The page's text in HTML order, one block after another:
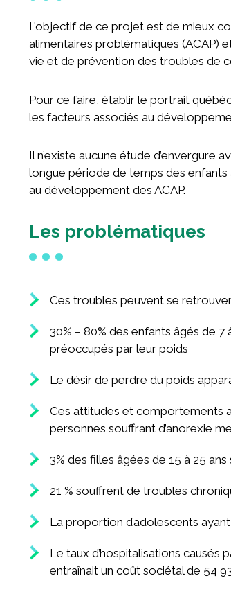
L’objectif de ce projet est de mieux
alimentaires problématiques (ACAP)
vie et de prévention des troubles de
Pour ce faire, établir le portrait
les facteurs associés au
Il n’existe aucune étude d’envergure
longue période de temps des enfants
au développement des ACAP.
Les problématiques
Ces troubles peuvent se
30% – 80% des enfants âgés de
préoccupés par leur poids
Le désir de perdre du poids
Ces attitudes et comportements
personnes souffrant d’anorexie
3% des filles âgées de 15 à 25
21 % souffrent de troubles
La proportion d’adolescents
Le taux d’hospitalisations causés
entraînait un coût sociétal de 54